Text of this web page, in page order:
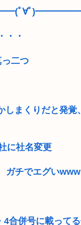
ﾟ∀ﾟ
・・
二つ
まくりだと発
に社名変更
ガチでエグいwww
合併号に載って